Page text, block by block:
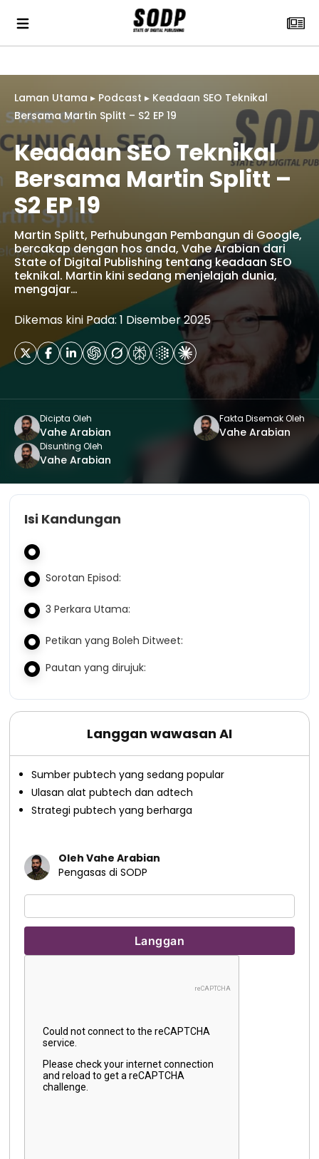
Laman Utama ▸ Podcast ▸ Keadaan SEO Teknikal
Bersama Martin Splitt – S2 EP 19
Keadaan SEO Teknikal
Bersama Martin Splitt –
S2 EP 19
Martin Splitt, Perhubungan Pembangun di Google,
bercakap dengan hos anda, Vahe Arabian dari
State of Digital Publishing tentang keadaan SEO
teknikal. Martin kini sedang menjelajah dunia,
mengajar…
Dikemas kini Pada: 1 Disember 2025
Dicipta Oleh
Vahe Arabian
Fakta Disemak Oleh
Vahe Arabian
Disunting Oleh
Vahe Arabian
Isi Kandungan
Sorotan Episod:
3 Perkara Utama:
Petikan yang Boleh Ditweet:
Pautan yang dirujuk:
Langgan wawasan AI
Sumber pubtech yang sedang popular
Ulasan alat pubtech dan adtech
Strategi pubtech yang berharga
Oleh Vahe Arabian
Pengasas di SODP